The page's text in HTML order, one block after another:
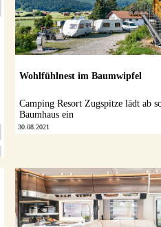
Wohlfühlnest im Baumwipfel
Camping Resort Zugspitze lädt ab
Baumhaus ein
30.08.2021